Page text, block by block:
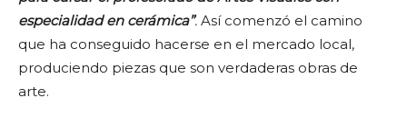
especialidad en cerámica”. Así comenzó el camino
que ha conseguido hacerse en el mercado local,
produciendo piezas que son verdaderas obras de
arte.